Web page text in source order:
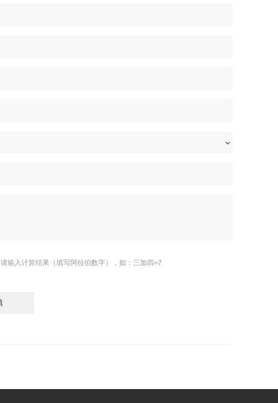
请输入计算结果（填写阿拉伯数字），如：三加四=7